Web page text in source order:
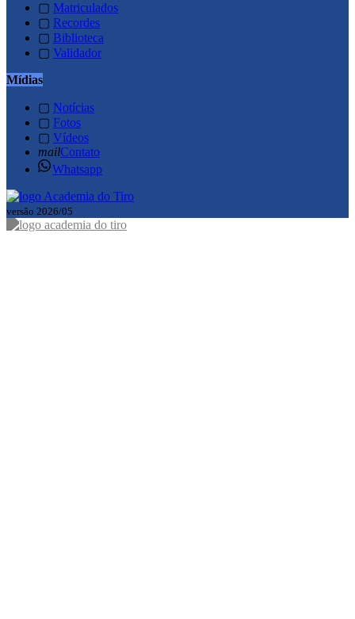
▢ Matriculados
▢ Recordes
▢ Biblioteca
▢ Validador
Mídias
▢ Notícias
▢ Fotos
▢ Vídeos
mailContato
Whatsapp
versão 2026/05